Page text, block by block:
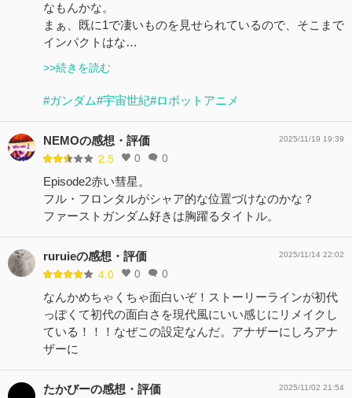
なもんかな。
まぁ、既に1で凄いものを見せられているので、そこまで
インパクトはな…
>>続きを読む
#ガンダム#宇宙世紀#ロボットアニメ
NEMOの感想・評価
2.5 0 0
2025/11/19 19:39
Episode2赤い彗星。
フル・フロンタルがシャア的な位置づけなのかな？
ファーストガンダム好きは胸躍るタイトル。
ruruieの感想・評価
4.0 0 0
2025/11/14 22:02
なんかめちゃくちゃ面白いぞ！ストーリーラインが初代
っぽくて初代の面白さを現代風にいい感じにリメイクし
ている！！！なぜこの設定なんだ。アナザーにしろアナ
ザーに
たかびーの感想・評価 2025/11/02 21:54